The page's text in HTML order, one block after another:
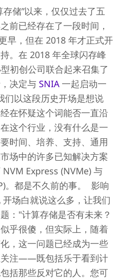
存储”以来，仅仅过去了五
前已经存在了一段时间，
早，但在 2018 年才正式开
。在 2018 年全球闪存峰
初创公司联合起来召集了
决定与 SNIA一起启动一
们以这段历史开场是想说
在怀疑这个词能否一直沿
这个行业，没有什么是一
时间、培养、支持、通用
场中的许多已知解决方案
Express (NVMe) 与
。都是不久前的事。 影响
场白就说这么多，让我们
："计算存储是否有未来？
乎很傻，但实际上，随着
，这一问题已经成为一些
关注——既包括乐于看到计
括那些反对它的人。您可